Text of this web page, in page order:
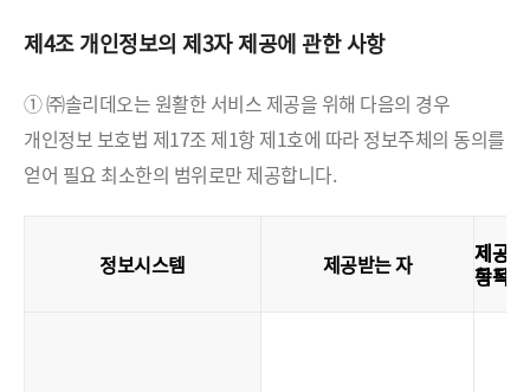
제4조 개인정보의 제3자 제공에 관한 사항
① ㈜솔리데오는 원활한 서비스 제공을 위해 다음의 경우
개인정보 보호법 제17조 제1항 제1호에 따라 정보주체의 동의를
얻어 필요 최소한의 범위로만 제공합니다.
정보시스템 제공받는 자
제공
목적
제공
항목